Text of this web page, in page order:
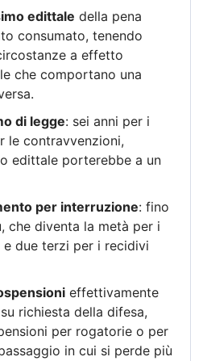
edittale della pena
consumato, tenendo
a effetto
che comportano una
di legge: sei anni per i
le contravvenzioni,
edittale porterebbe a un
per interruzione: fino
che diventa la metà per i
due terzi per i recidivi
effettivamente
richiesta della difesa,
per rogatorie o per
in cui si perde più